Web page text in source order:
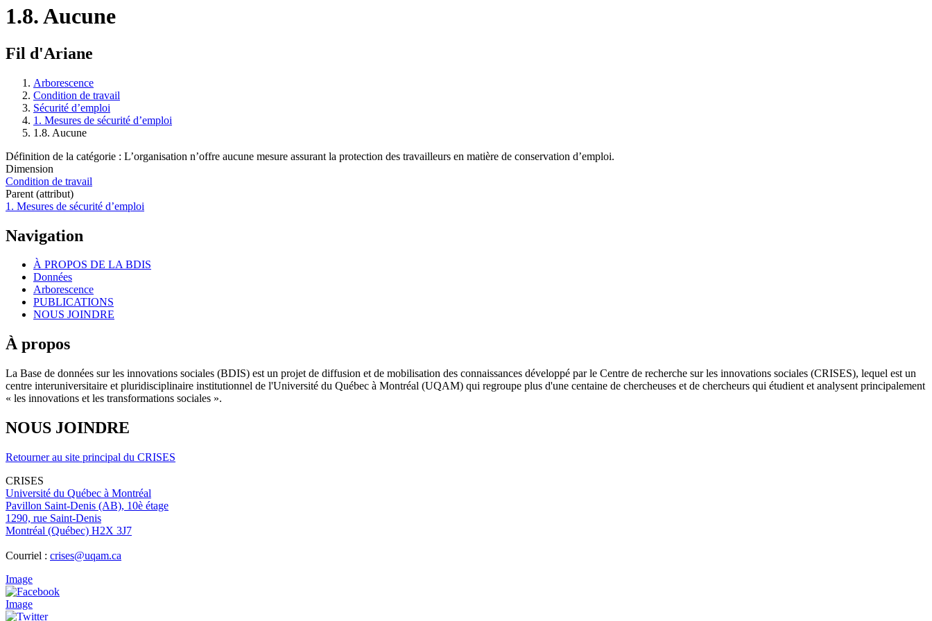
1.8. Aucune
Fil d'Ariane
Arborescence
Condition de travail
Sécurité d’emploi
1. Mesures de sécurité d’emploi
1.8. Aucune
Définition de la catégorie : L’organisation n’offre aucune mesure assurant la protection des travailleurs en matière de conservation d’emploi.
Dimension
Condition de travail
Parent (attribut)
1. Mesures de sécurité d’emploi
Navigation
À PROPOS DE LA BDIS
Données
Arborescence
PUBLICATIONS
NOUS JOINDRE
À propos
La Base de données sur les innovations sociales (BDIS) est un projet de diffusion et de mobilisation des connaissances développé par le Centre de recherche sur les innovations sociales (CRISES), lequel est un
centre interuniversitaire et pluridisciplinaire institutionnel de l'Université du Québec à Montréal (UQAM) qui regroupe plus d'une centaine de chercheuses et de chercheurs qui étudient et analysent principalement
« les innovations et les transformations sociales ».
NOUS JOINDRE
Retourner au site principal du CRISES
CRISES
Université du Québec à Montréal
Pavillon Saint-Denis (AB), 10è étage
1290, rue Saint-Denis
Montréal (Québec) H2X 3J7
Courriel : crises@uqam.ca
Image
Image